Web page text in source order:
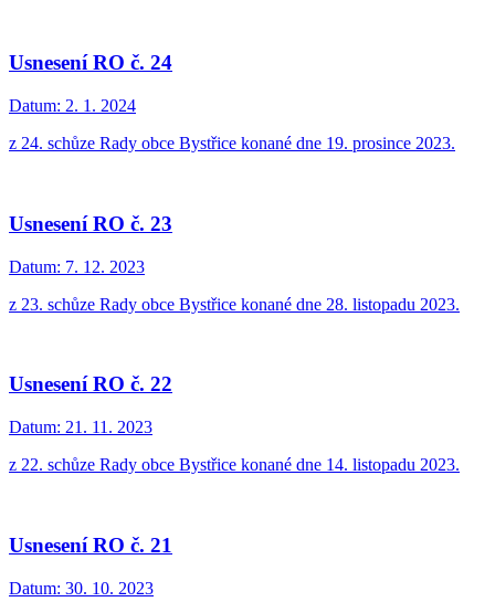
Usnesení RO č. 24
Datum: 2. 1. 2024
z 24. schůze Rady obce Bystřice konané dne 19. prosince 2023.
Usnesení RO č. 23
Datum: 7. 12. 2023
z 23. schůze Rady obce Bystřice konané dne 28. listopadu 2023.
Usnesení RO č. 22
Datum: 21. 11. 2023
z 22. schůze Rady obce Bystřice konané dne 14. listopadu 2023.
Usnesení RO č. 21
Datum: 30. 10. 2023